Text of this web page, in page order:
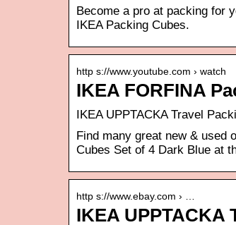
Become a pro at packing for
IKEA Packing Cubes.
http s://www.youtube.com › watch
IKEA FORFINA
IKEA UPPTACKA Travel
Find many great new & used
Cubes Set of 4 Dark Blue at
http s://www.ebay.com › …
IKEA